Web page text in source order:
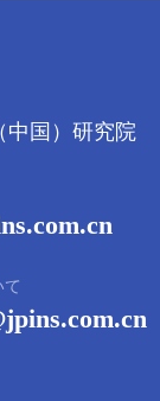
て